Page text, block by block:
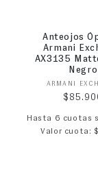
Anteojos
Armani
AX3135
Negro
ARMANI
Precio
Hasta 6 cuotas
Valor cuota: